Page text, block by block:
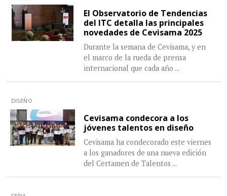
El Observatorio de Tendencias
del ITC detalla las principales
novedades de Cevisama 2025
Durante la semana de Cevisama, y en
el marco de la rueda de prensa
internacional que cada año ...
DISEÑO
Cevisama condecora a los
jóvenes talentos en diseño
Cevisama ha condecorado este viernes
a los ganadores de una nueva edición
del Certamen de Talentos ...